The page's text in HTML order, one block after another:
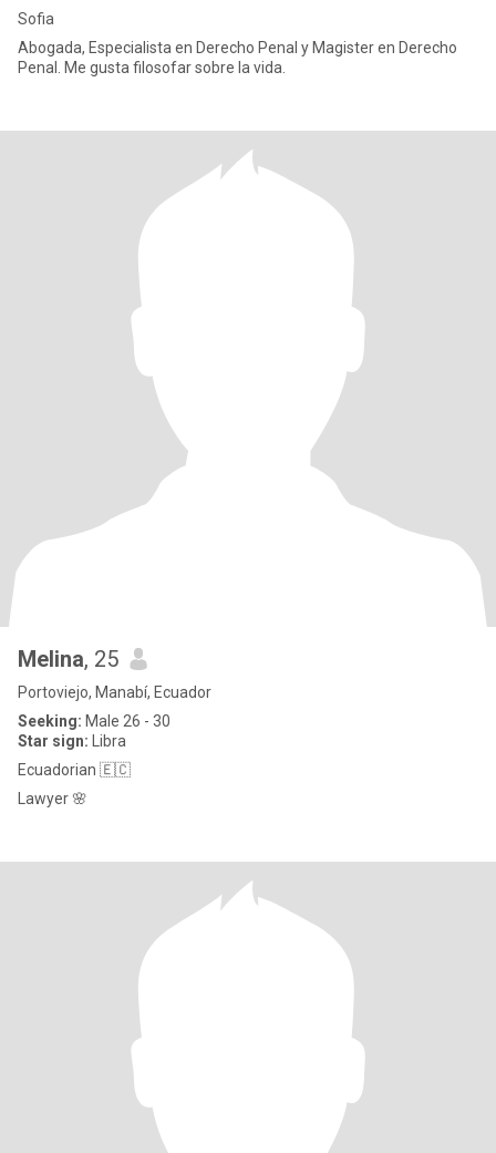
Sofia
Abogada, Especialista en Derecho Penal y Magister en Derecho
Penal. Me gusta filosofar sobre la vida.
Melina, 25
Portoviejo, Manabí, Ecuador
Seeking: Male 26 - 30
Star sign: Libra
Ecuadorian 🇪🇨
Lawyer 🌸